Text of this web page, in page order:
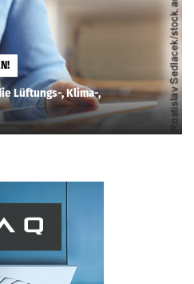
Lüftungs-, Klima-,